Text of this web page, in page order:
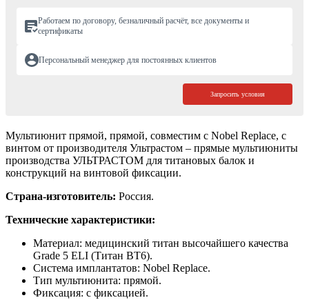
Работаем по договору, безналичный расчёт, все документы и
сертификаты
Персональный менеджер для постоянных клиентов
Запросить условия
Мультиюнит прямой, прямой, совместим с Nobel Replace, с
винтом от производителя Ультрастом – прямые мультиюниты
производства УЛЬТРАСТОМ для титановых балок и
конструкций на винтовой фиксации.
Страна-изготовитель: Россия.
Технические характеристики:
Материал: медицинский титан высочайшего качества
Grade 5 ELI (Титан ВТ6).
Система имплантатов: Nobel Replace.
Тип мультиюнита: прямой.
Фиксация: с фиксацией.